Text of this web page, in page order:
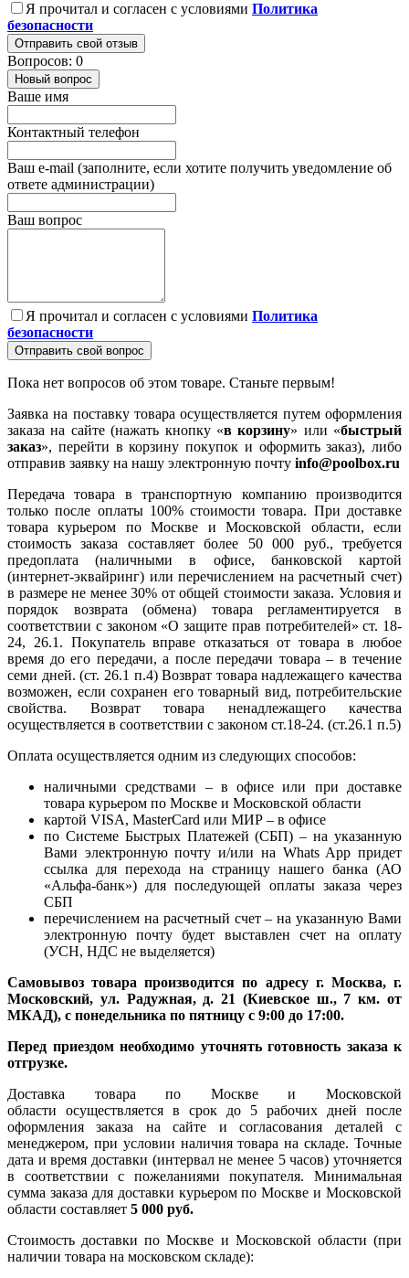
Я прочитал и согласен с условиями Политика
безопасности
Отправить свой отзыв
Вопросов: 0
Новый вопрос
Ваше имя
Контактный телефон
Ваш e-mail (заполните, если хотите получить уведомление об
ответе администрации)
Ваш вопрос
Я прочитал и согласен с условиями Политика
безопасности
Отправить свой вопрос
Пока нет вопросов об этом товаре. Станьте первым!
Заявка на поставку товара осуществляется путем оформления
заказа на сайте (нажать кнопку «в корзину» или «быстрый
заказ», перейти в корзину покупок и оформить заказ), либо
отправив заявку на нашу электронную почту info@poolbox.ru
Передача товара в транспортную компанию производится
только после оплаты 100% стоимости товара. При доставке
товара курьером по Москве и Московской области, если
стоимость заказа составляет более 50 000 руб., требуется
предоплата (наличными в офисе, банковской картой
(интернет-эквайринг) или перечислением на расчетный счет)
в размере не менее 30% от общей стоимости заказа. Условия и
порядок возврата (обмена) товара регламентируется в
соответствии с законом «О защите прав потребителей» ст. 18-
24, 26.1. Покупатель вправе отказаться от товара в любое
время до его передачи, а после передачи товара – в течение
семи дней. (ст. 26.1 п.4) Возврат товара надлежащего качества
возможен, если сохранен его товарный вид, потребительские
свойства. Возврат товара ненадлежащего качества
осуществляется в соответствии с законом ст.18-24. (ст.26.1 п.5)
Оплата осуществляется одним из следующих способов:
наличными средствами – в офисе или при доставке
товара курьером по Москве и Московской области
картой VISA, MasterCard или МИР – в офисе
по Системе Быстрых Платежей (СБП) – на указанную
Вами электронную почту и/или на Whats App придет
ссылка для перехода на страницу нашего банка (АО
«Альфа-банк») для последующей оплаты заказа через
СБП
перечислением на расчетный счет – на указанную Вами
электронную почту будет выставлен счет на оплату
(УСН, НДС не выделяется)
Самовывоз товара производится по адресу г. Москва, г.
Московский, ул. Радужная, д. 21 (Киевское ш., 7 км. от
МКАД), с понедельника по пятницу с 9:00 до 17:00.
Перед приездом необходимо уточнять готовность заказа к
отгрузке.
Доставка товара по Москве и Московской
области осуществляется в срок до 5 рабочих дней после
оформления заказа на сайте и согласования деталей с
менеджером, при условии наличия товара на складе. Точные
дата и время доставки (интервал не менее 5 часов) уточняется
в соответствии с пожеланиями покупателя. Минимальная
сумма заказа для доставки курьером по Москве и Московской
области составляет 5 000 руб.
Стоимость доставки по Москве и Московской области (при
наличии товара на московском складе):